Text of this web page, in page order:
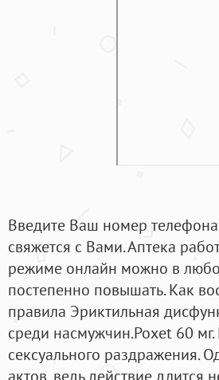
Введите Ваш номер
свяжется с Вами. Аптека
режиме онлайн можно в
постепенно повышать. Как
правила Эриктильная
среди насмужчин.Poxet 60
сексуального раздражения.
актов, ведь действие длится